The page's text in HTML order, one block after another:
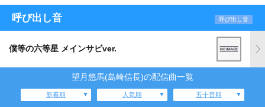
呼び出し音 呼び出し音
僕等の六等星 メインサビver.
望月悠馬(島崎信長)の配信曲一覧
新着順 人気順 五十音順